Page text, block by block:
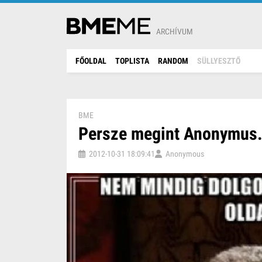
ARCHÍVUM
FŐOLDAL TOPLISTA RANDOM SÜLLYESZTŐ
BME
Persze megint
2012-10-31 18:09:41 Anonymous